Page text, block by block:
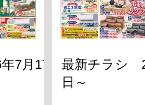
7月17
最新チラシ
日～